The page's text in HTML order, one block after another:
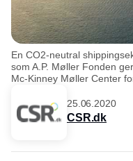
En CO2-neutral
som A.P. Møller Fonden
Mc-Kinney Møller Center
25.06.2020
CSR.dk